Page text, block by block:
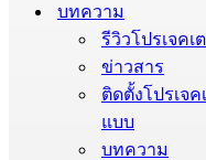
บทความ
รีวิวโปรเจคเ
ข่าวสาร
ติดตั้งโปรเจ
แบบ
บทความ